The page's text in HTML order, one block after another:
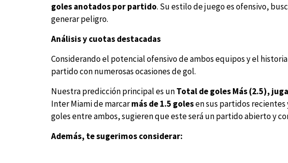
goles anotados por partido. Su estilo de juego es ofensivo,
generar peligro.
Análisis y cuotas destacadas
Considerando el potencial ofensivo de ambos equipos y el
partido con numerosas ocasiones de gol.
Nuestra predicción principal es unTotal de goles Más (2.5),
Inter Miami de marcarmás de 1.5 golesen sus partidos
goles entre ambos, sugieren que este será un partido abierto y
Además, te sugerimos considerar: